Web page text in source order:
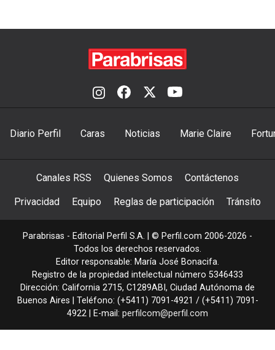
Diario Perfil Caras Noticias Marie Claire
Canales RSS Quienes Somos Contáctenos
Privacidad Equipo Reglas de participación Tránsito
Parabrisas - Editorial Perfil S.A. | © Perfil.com 2006-2026 -
Todos los derechos reservados.
Editor responsable: María José Bonacifa.
Registro de la propiedad intelectual número 5346433
Dirección: California 2715, C1289ABI , Ciudad Autónoma de
Buenos Aires | Teléfono: (+5411) 7091-4921 / (+5411) 7091-
4922 | E-mail: perfilcom@perfil.com